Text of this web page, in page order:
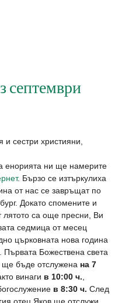
септември
сестри християни,
енорията ни ще намерите
. Бързо се изтъркулиха
от нас се завръщат по
Докато спомените и
лятото са още пресни, Ви
седмица от месец
църковната нова година
Първата Божествена света
ще бъде отслужена на 7
винаги в 10:00 ч.
в 8:30 ч. След